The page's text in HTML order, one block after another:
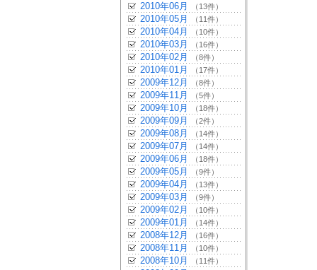
2010年06月 （13件）
2010年05月 （11件）
2010年04月 （10件）
2010年03月 （16件）
2010年02月 （8件）
2010年01月 （17件）
2009年12月 （8件）
2009年11月 （5件）
2009年10月 （18件）
2009年09月 （2件）
2009年08月 （14件）
2009年07月 （14件）
2009年06月 （18件）
2009年05月 （9件）
2009年04月 （13件）
2009年03月 （9件）
2009年02月 （10件）
2009年01月 （14件）
2008年12月 （16件）
2008年11月 （10件）
2008年10月 （11件）